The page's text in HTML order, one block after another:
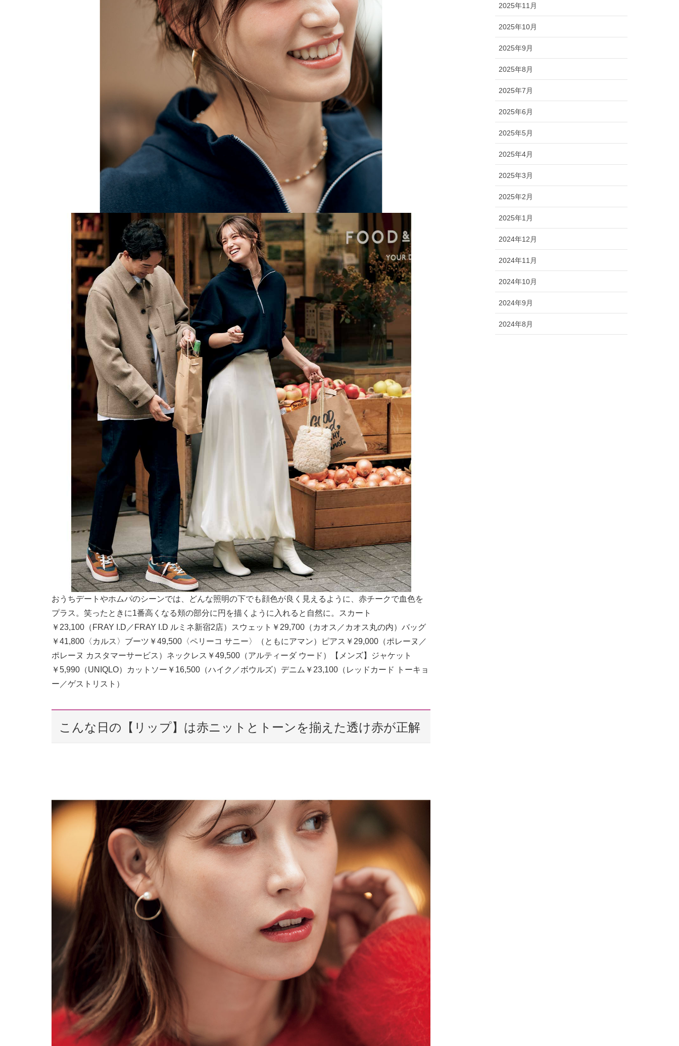
おうちデートやホムパのシーンでは、どんな照明の下でも顔色が良く見えるように、赤チークで血色を
プラス。笑ったときに1番高くなる頬の部分に円を描くように入れると自然に。スカート
￥23,100（FRAY I.D／FRAY I.D ルミネ新宿2店）スウェット￥29,700（カオス／カオス丸の内）バッグ
￥41,800〈カルス〉ブーツ￥49,500〈ペリーコ サニー〉（ともにアマン）ピアス￥29,000（ポレーヌ／
ポレーヌ カスタマーサービス）ネックレス￥49,500（アルティーダ ウード）【メンズ】ジャケット
￥5,990（UNIQLO）カットソー￥16,500（ハイク／ボウルズ）デニム￥23,100（レッドカード トーキョ
ー／ゲストリスト）
こんな日の【リップ】は赤ニットとトーンを揃えた透け赤が正解
2025年11月
2025年10月
2025年9月
2025年8月
2025年7月
2025年6月
2025年5月
2025年4月
2025年3月
2025年2月
2025年1月
2024年12月
2024年11月
2024年10月
2024年9月
2024年8月